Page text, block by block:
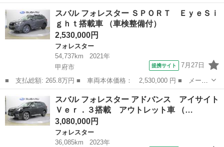
ー名： スバル ■ 車種名： フォレスター ■ グレード名： ４Ｗ
Ｄ Ｓリミテッド 純正エアロ／保証書／純正 ＳＤナビ／衝突安全
装置／シ...
スバル フォレスター ＳＰＯＲＴ ＥｙｅＳｉ
ｇｈｔ搭載車 （車検整備付）
2,530,000円
フォレスター
54,737km
2021年
甲府市
提携サイト 7月27日
■ 支払総額: 265.8万円 ■ 車両本体価格： 2,530,000 円 ■ メーカ
ー名： スバル ■ 車種名： フォレスター ■ グレード名： ＳＰ
ＯＲＴ ＥｙｅＳｉｇｈｔ搭載車 ■ 排気量： 1800cc ■ ドア枚...
スバル フォレスター アドバンス アイサイト
Ｖｅｒ．３搭載 アウトレット車 （…
3,080,000円
フォレスター
36,085km
2023年